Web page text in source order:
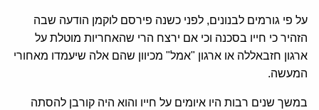
על פי גורמים לבנונים, לפני כשנה פירסם לוקמן הודעה שבה
הזהיר כי חייו בסכנה וכי אם ירצח הרי שהאחריות מוטלת על
ארגון חזבאללה או ארגון "אמל" מכיוון שהם אלה שיעמדו מאחורי
המעשה.
במשך שנים רבות היו איומים על חייו והוא היה קורבן להסתה